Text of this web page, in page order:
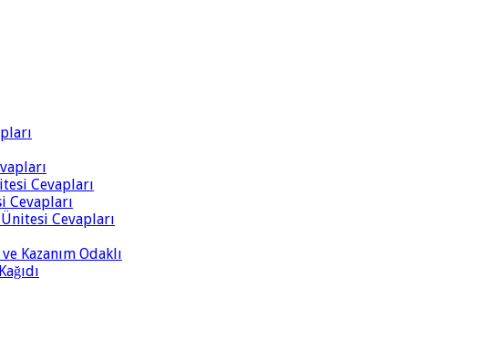
Cevapları
Cevapları
Cevapları
Kazanım Odaklı